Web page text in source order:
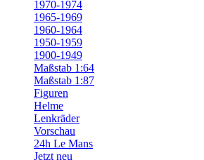
1970-1974
1965-1969
1960-1964
1950-1959
1900-1949
Maßstab 1:64
Maßstab 1:87
Figuren
Helme
Lenkräder
Vorschau
24h Le Mans
Jetzt neu